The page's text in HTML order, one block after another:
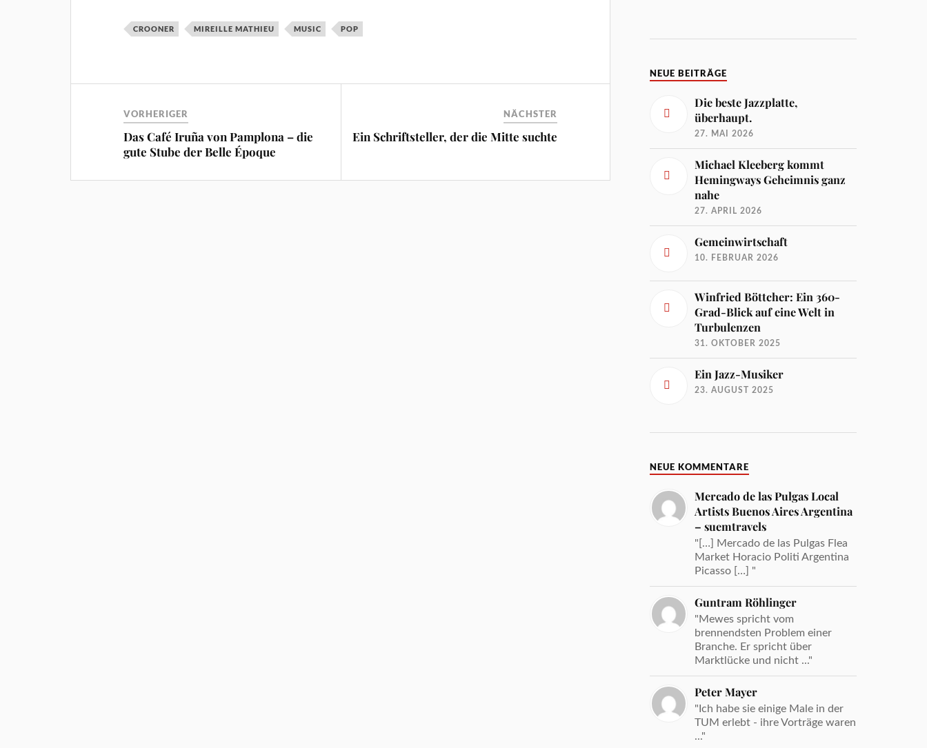
CROONER MIREILLE MATHIEU MUSIC POP
VORHERIGER
Das Café Iruña von Pamplona – die
gute Stube der Belle Époque
NÄCHSTER
Ein Schriftsteller, der die Mitte suchte
NEUE BEITRÄGE
Die beste Jazzplatte,
überhaupt.
27. MAI 2026
Michael Kleeberg kommt
Hemingways Geheimnis ganz
nahe
27. APRIL 2026
Gemeinwirtschaft
10. FEBRUAR 2026
Winfried Böttcher: Ein 360-
Grad-Blick auf eine Welt in
Turbulenzen
31. OKTOBER 2025
Ein Jazz-Musiker
23. AUGUST 2025
NEUE KOMMENTARE
Mercado de las Pulgas Local
Artists Buenos Aires Argentina
– suemtravels
"[…] Mercado de las Pulgas Flea
Market Horacio Politi Argentina
Picasso […] "
Guntram Röhlinger
"Mewes spricht vom
brennendsten Problem einer
Branche. Er spricht über
Marktlücke und nicht ..."
Peter Mayer
"Ich habe sie einige Male in der
TUM erlebt - ihre Vorträge waren
..."